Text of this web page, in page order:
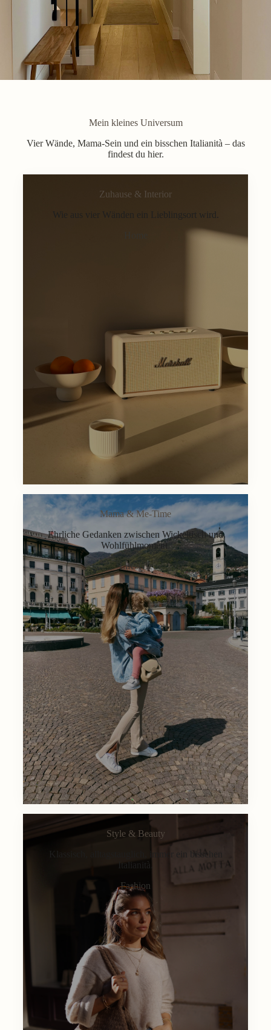
Mein kleines Universum
Vier Wände, Mama-Sein und ein bisschen Italianità – das
findest du hier.
Zuhause & Interior
Wie aus vier Wänden ein Lieblingsort wird.
Mama & Me-Time
Ehrliche Gedanken zwischen Wickeltisch und
Wohlfühlmoment.
Lifestyle
Style & Beauty
Klassisch, alltagstauglich, immer ein bisschen
Italianità.
Fashion